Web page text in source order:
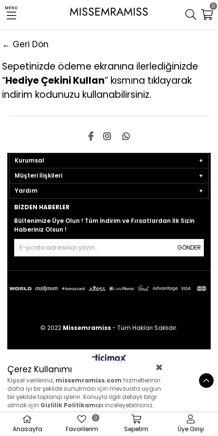
MENU MISSEMRAMISS 0
← Geri Dön
Sepetinizde ödeme ekranına ilerlediğinizde
“Hediye Çekini Kullan” kısmına tıklayarak
indirim kodunuzu kullanabilirsiniz.
Kurumsal
Müşteri İlişkileri
Yardım
BIZDEN HABERLER
Bültenimize Üye Olun ! Tüm İndirim ve Fırsatlardan İlk Sizin
Haberiniz Olsun !
GÖNDER
© 2022 Missemramiss- Tüm Hakları Saklıdır.
Çerez Kullanımı
Kişisel verileriniz, missemramiss.com hizmetlerinin
daha iyi bir şekilde sunulması için mevzuata uygun
bir şekilde toplanıp işlenir. Konuyla ilgili detaylı bilgi
almak için Gizlilik Politikamızı inceleyebilirsiniz.
Anasayfa Favorilerim
0
Sepetim Üye Girişi